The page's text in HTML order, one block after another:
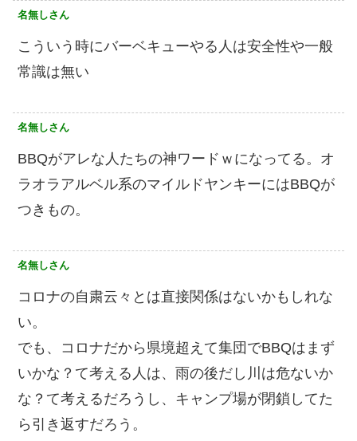
名無しさん
こういう時にバーベキューやる人は安全性や一般
常識は無い
名無しさん
BBQがアレな人たちの神ワードｗになってる。オ
ラオラアルベル系のマイルドヤンキーにはBBQが
つきもの。
名無しさん
コロナの自粛云々とは直接関係はないかもしれな
い。
でも、コロナだから県境超えて集団でBBQはまず
いかな？て考える人は、雨の後だし川は危ないか
な？て考えるだろうし、キャンプ場が閉鎖してた
ら引き返すだろう。